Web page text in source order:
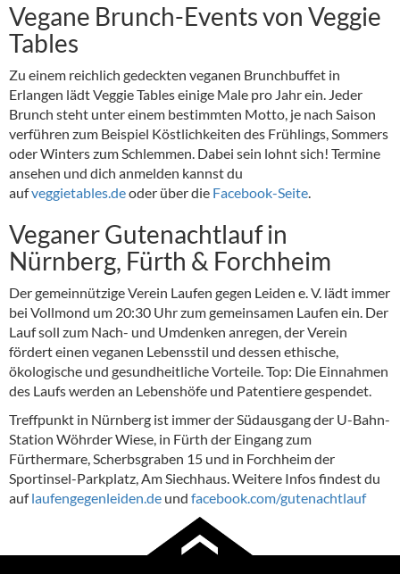
Vegane Brunch-Events von Veggie
Tables
Zu einem reichlich gedeckten veganen Brunchbuffet in
Erlangen lädt Veggie Tables einige Male pro Jahr ein. Jeder
Brunch steht unter einem bestimmten Motto, je nach Saison
verführen zum Beispiel Köstlichkeiten des Frühlings, Sommers
oder Winters zum Schlemmen. Dabei sein lohnt sich! Termine
ansehen und dich anmelden kannst du
aufveggietables.deoder über die Facebook-Seite.
Veganer Gutenachtlauf in
Nürnberg, Fürth & Forchheim
Der gemeinnützige Verein Laufen gegen Leiden e. V. lädt immer
bei Vollmond um 20:30 Uhr zum gemeinsamen Laufen ein. Der
Lauf soll zum Nach- und Umdenken anregen, der Verein
fördert einen veganen Lebensstil und dessen ethische,
ökologische und gesundheitliche Vorteile. Top: Die Einnahmen
des Laufs werden an Lebenshöfe und Patentiere gespendet.
Treffpunkt in Nürnberg ist immer der Südausgang der U-Bahn-
Station Wöhrder Wiese, in Fürth der Eingang zum
Fürthermare, Scherbsgraben 15 und in Forchheim der
Sportinsel-Parkplatz, Am Siechhaus. Weitere Infos findest du
auflaufengegenleiden.de und facebook.com/gutenachtlauf